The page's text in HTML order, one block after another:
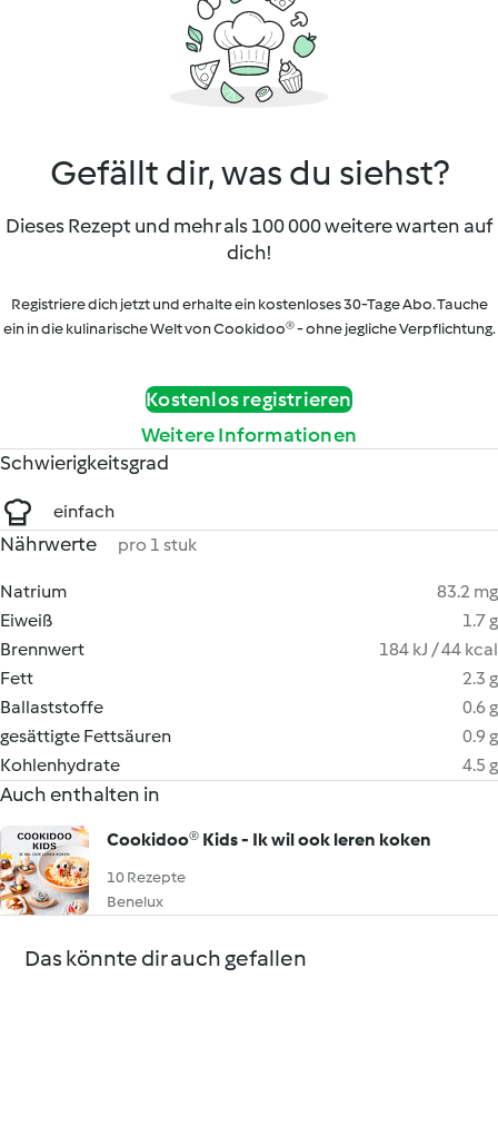
Gefällt dir, was du siehst?
Dieses Rezept und mehr als 100 000 weitere warten auf
dich!
Registriere dich jetzt und erhalte ein kostenloses 30-Tage Abo. Tauche
ein in die kulinarische Welt von Cookidoo® - ohne jegliche Verpflichtung.
Kostenlos registrieren
Weitere Informationen
Schwierigkeitsgrad
einfach
Nährwerte pro 1 stuk
Natrium
83.2 mg
Eiweiß
1.7 g
Brennwert
184 kJ / 44 kcal
Fett
2.3 g
Ballaststoffe
0.6 g
gesättigte Fettsäuren
0.9 g
Kohlenhydrate
4.5 g
Auch enthalten in
Cookidoo® Kids - Ik wil ook leren koken
10 Rezepte
Benelux
Das könnte dir auch gefallen